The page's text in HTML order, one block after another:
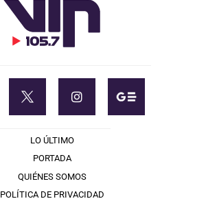
LO ÚLTIMO
PORTADA
QUIÉNES SOMOS
POLÍTICA DE PRIVACIDAD